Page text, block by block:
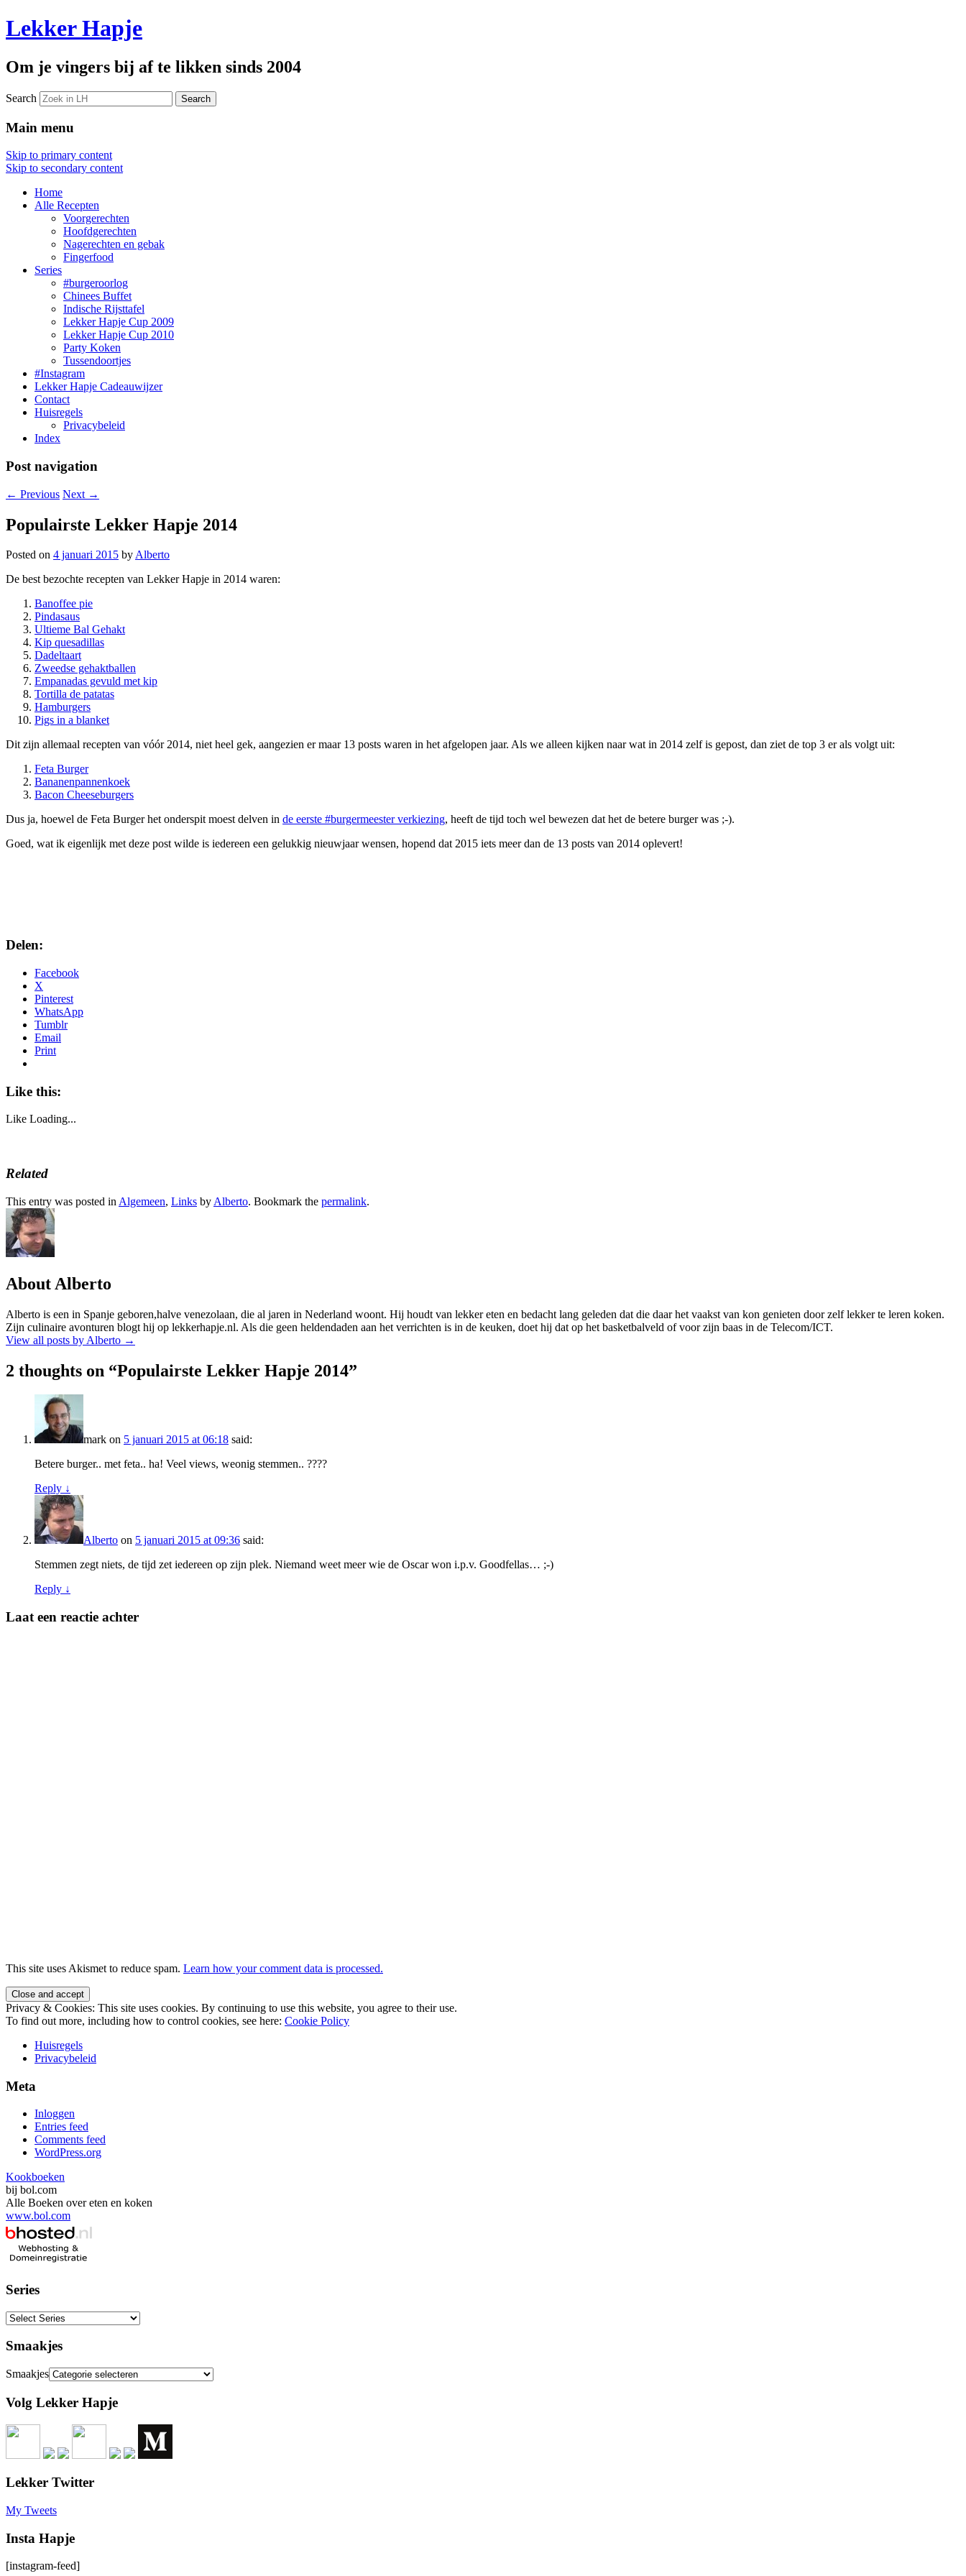
Lekker Hapje
Om je vingers bij af te likken sinds 2004
Search
Main menu
Skip to primary content
Skip to secondary content
Home
Alle Recepten
Voorgerechten
Hoofdgerechten
Nagerechten en gebak
Fingerfood
Series
#burgeroorlog
Chinees Buffet
Indische Rijsttafel
Lekker Hapje Cup 2009
Lekker Hapje Cup 2010
Party Koken
Tussendoortjes
#Instagram
Lekker Hapje Cadeauwijzer
Contact
Huisregels
Privacybeleid
Index
Post navigation
← Previous Next →
Populairste Lekker Hapje 2014
Posted on 4 januari 2015 byAlberto
De best bezochte recepten van Lekker Hapje in 2014 waren:
Banoffee pie
Pindasaus
Ultieme Bal Gehakt
Kip quesadillas
Dadeltaart
Zweedse gehaktballen
Empanadas gevuld met kip
Tortilla de patatas
Hamburgers
Pigs in a blanket
Dit zijn allemaal recepten van vóór 2014, niet heel gek, aangezien er maar 13 posts waren in het afgelopen jaar. Als we alleen kijken naar wat in 2014 zelf is gepost, dan ziet de top 3 er als volgt uit:
Feta Burger
Bananenpannenkoek
Bacon Cheeseburgers
Dus ja, hoewel de Feta Burger het onderspit moest delven in de eerste #burgermeester verkiezing, heeft de tijd toch wel bewezen dat het de betere burger was ;-).
Goed, wat ik eigenlijk met deze post wilde is iedereen een gelukkig nieuwjaar wensen, hopend dat 2015 iets meer dan de 13 posts van 2014 oplevert!
Delen:
Facebook
X
Pinterest
WhatsApp
Tumblr
Email
Print
Like this:
Like Loading...
Related
This entry was posted in Algemeen, Links by Alberto. Bookmark the permalink.
About Alberto
Alberto is een in Spanje geboren,halve venezolaan, die al jaren in Nederland woont. Hij houdt van lekker eten en bedacht lang geleden dat die daar het vaakst van kon genieten door zelf lekker te leren koken.
Zijn culinaire avonturen blogt hij op lekkerhapje.nl. Als die geen heldendaden aan het verrichten is in de keuken, doet hij dat op het basketbalveld of voor zijn baas in de Telecom/ICT.
View all posts by Alberto →
2 thoughts on “Populairste Lekker Hapje 2014”
mark on 5 januari 2015 at 06:18 said:
Betere burger.. met feta.. ha! Veel views, weonig stemmen.. ????
Reply ↓
Alberto on 5 januari 2015 at 09:36 said:
Stemmen zegt niets, de tijd zet iedereen op zijn plek. Niemand weet meer wie de Oscar won i.p.v. Goodfellas… ;-)
Reply ↓
Laat een reactie achter
This site uses Akismet to reduce spam. Learn how your comment data is processed.
Privacy & Cookies: This site uses cookies. By continuing to use this website, you agree to their use.
To find out more, including how to control cookies, see here: Cookie Policy
Huisregels
Privacybeleid
Meta
Inloggen
Entries feed
Comments feed
WordPress.org
Kookboeken
bij bol.com
Alle Boeken over eten en koken
www.bol.com
Series
Smaakjes
Smaakjes
Volg Lekker Hapje
Lekker Twitter
My Tweets
Insta Hapje
[instagram-feed]